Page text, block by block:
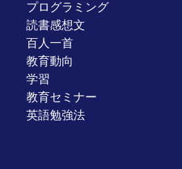
プログラミング
読書感想文
百人一首
教育動向
学習
教育セミナー
英語勉強法